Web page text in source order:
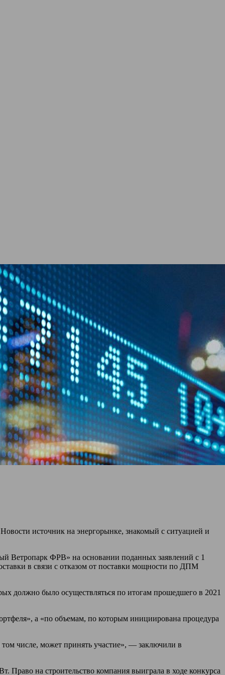
источник на энергорынке, знакомый с ситуацией и
ФРВ» на основании поданных заявлений с 1
в связи с отказом от поставки мощности по ДПМ
должно было осуществляться по итогам прошедшего в 2021
а «по объемам, по которым инициирована процедура
числе, может принять участие», — заключили в
Право на строительство компания выиграла в ходе конкурса